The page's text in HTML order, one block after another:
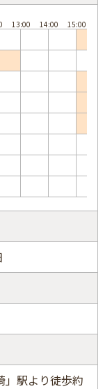
」駅より徒歩約